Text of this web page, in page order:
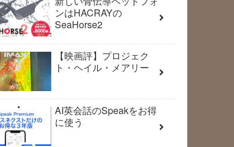
ンはHACRAYの
SeaHorse2
【映画評】プロジェク
ト・ヘイル・メアリー
AI英会話のSpeakをお得
に使う